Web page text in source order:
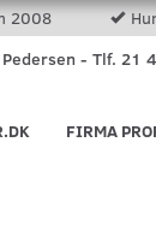
2008
- Tlf. 21
FIRMA